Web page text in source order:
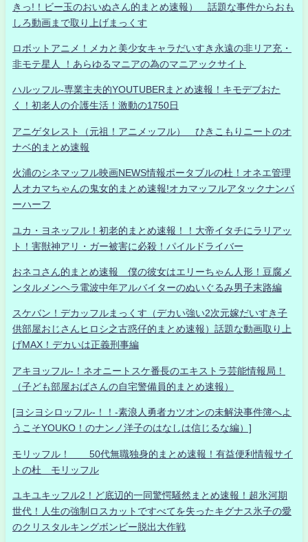
きっ!！ビー玉のおいぬさん的まとめ速報） 話題な事件からおも
しろ動画まで取り上げまっくす
ロボットアニメ！メカと美少女キャラだいすき永遠の非リア充・
非モテ星人 ！あらゆるマニアの為のマニアックサイト
ハルッフル-専業主夫的YOUTUBERまとめ速報！キモデブおた
く！初老人の介護生活！激動の1750日
アニゲタレスト（元祖！アニメッフル） ひきこもりニートのオ
ナベ的まとめ速報
火浦のシネマッフル映画NEWS情報ポータブルの杜！オネエ管理
人オカマちゃんの鬼女的まとめ速報!オカマッフルアタックナンバ
ーハーフ
ユカ・ヨネッフル！初老的まとめ速報！！大帝イタチにラリアッ
ト！害獣神アリ・ガー被害に必殺！パイルドライバー
おネコさん的まとめ速報 僕の彼女はエリーちゃん人形！豆腐メ
ンタルメンヘラ電波中年アルバイターのぬいぐるみ男子末路編
スケバン！デカッフルまっくす（デカい強い2次元嫁だいすき子
供部屋おじさんヒロシ之古惑仔的まとめ速報）話題な動画取り上
げMAX！デカいは正義刑事編
アキヨッフル-！ネオニートスケ番長のエキストラ芸能情報局！
（子ども部屋おばさんの自宅警備員的まとめ速報）
[ヨシヨシロッフル-！！-素浪人勇者カツオンの未解決事件簿へよ
うこそYOUKO！のナンノ洋子のはなしは信じるな編）]
モリッフル！ 50代無職独身的まとめ速報！有益便利情報サイ
トの杜 モリッフル
ユキユキッフル2！ど底辺的一同驚愕騒然まとめ速報！超氷河期
世代！人生の強制ロスカットですべてを失ったキグナス氷子の愛
のクリスタルキングボンビー脱出大作戦